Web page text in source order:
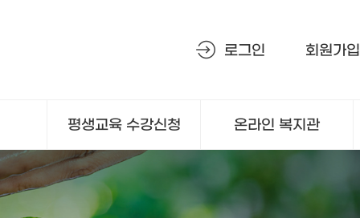
로그인 회원가입
평생교육 수강신청 온라인 복지관